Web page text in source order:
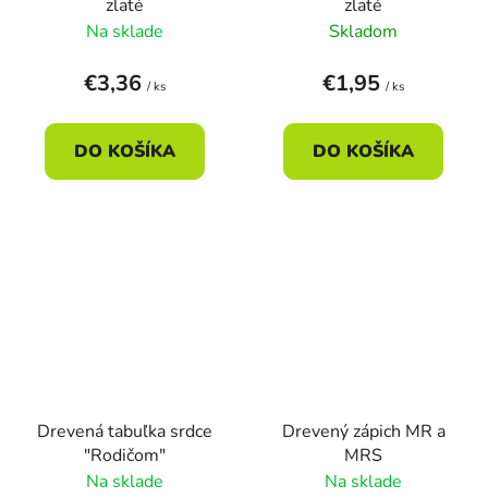
zlaté
Na sklade
€3,36 / ks
DO KOŠÍKA
zlaté
Skladom
€1,95 / ks
DO KOŠÍKA
Drevená tabuľka srdce
"Rodičom"
Na sklade
Drevený zápich MR a
MRS
Na sklade